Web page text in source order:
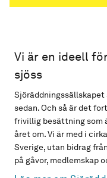
Vi är en ideell
sjöss
Sjöräddningssällskapet
sedan. Och så är det
frivillig besättning som
året om. Vi är med i
Sverige, utan bidrag
på gåvor, medlemskap